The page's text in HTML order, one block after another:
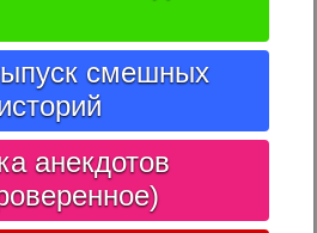
смешных
анекдотов